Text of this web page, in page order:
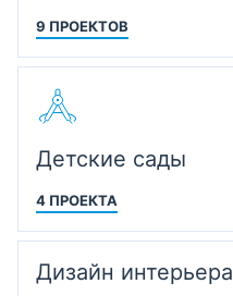
9 ПРОЕКТОВ
Детские сады
4 ПРОЕКТА
Дизайн интерьера